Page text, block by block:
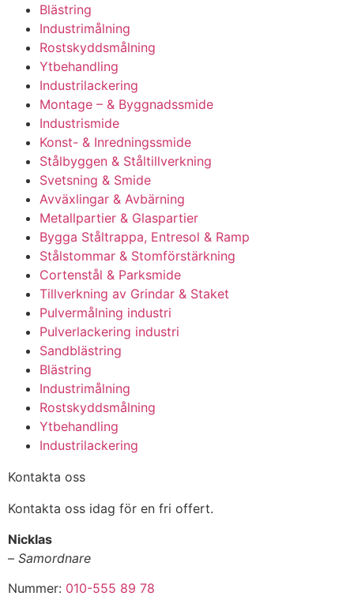
Blästring
Industrimålning
Rostskyddsmålning
Ytbehandling
Industrilackering
Montage – & Byggnadssmide
Industrismide
Konst- & Inredningssmide
Stålbyggen & Ståltillverkning
Svetsning & Smide
Avväxlingar & Avbärning
Metallpartier & Glaspartier
Bygga Ståltrappa, Entresol & Ramp
Stålstommar & Stomförstärkning
Cortenstål & Parksmide
Tillverkning av Grindar & Staket
Pulvermålning industri
Pulverlackering industri
Sandblästring
Blästring
Industrimålning
Rostskyddsmålning
Ytbehandling
Industrilackering
Kontakta oss
Kontakta oss idag för en fri offert.
Nicklas
– Samordnare
Nummer: 010-555 89 78